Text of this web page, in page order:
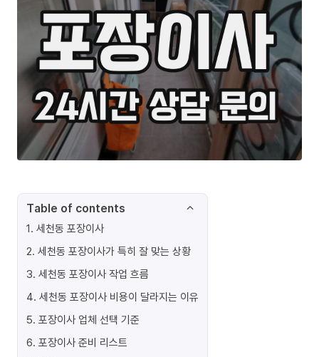
Table of contents
1. 세천동 포장이사
2. 세천동 포장이사가 특히 잘 맞는 상황
3. 세천동 포장이사 작업 흐름
4. 세천동 포장이사 비용이 달라지는 이유
5. 포장이사 업체 선택 기준
6. 포장이사 준비 리스트